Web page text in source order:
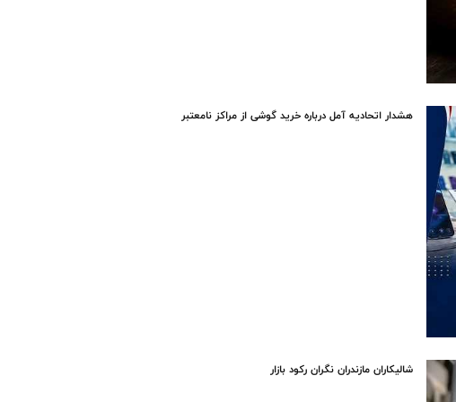
هشدار اتحادیه آمل درباره خرید گوشی از مراکز نامعتبر
شالیکاران مازندران نگران رکود بازار